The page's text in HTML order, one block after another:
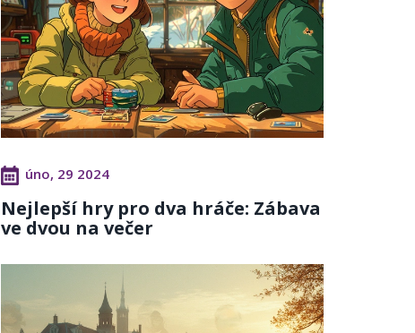
úno, 29 2024
Nejlepší hry pro dva hráče: Zábava
ve dvou na večer